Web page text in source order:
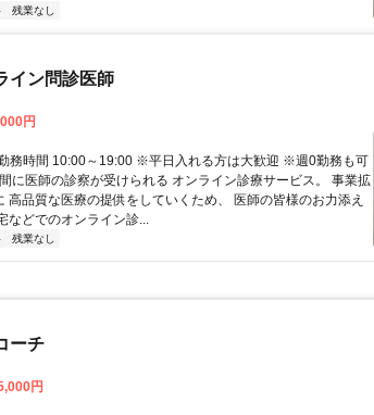
残業なし
イン問診医師
円
務時間 10:00～19:00 ※平日入れる方は大歓迎 ※週0勤務も可
に医師の診察が受けられる オンライン診療サービス。 事業拡
高品質な医療の提供をしていくため、 医師の皆様のお力添え
などでのオンライン診...
残業なし
ーチ
円